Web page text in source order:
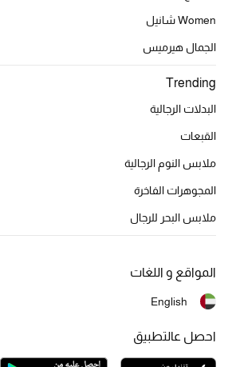
Women شانيل
الجمال هيرميس
Trending
البدلات الرجالية
القبعات
ملابس النوم الرجالية
المجوهرات الفاخرة
ملابس البحر للرجال
المواقع و اللغات
English
احصل عالتطبيق